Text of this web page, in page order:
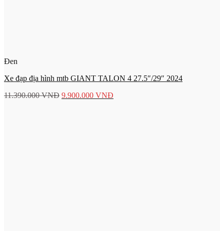
Đen
Xe đạp địa hình mtb GIANT TALON 4 27.5″/29″ 2024
11.390.000VNĐ 9.900.000 VNĐ